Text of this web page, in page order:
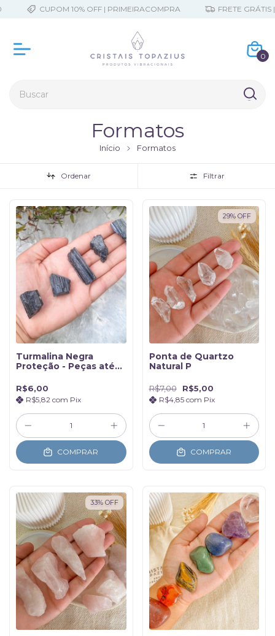
CUPOM 10% OFF | PRIMEIRACOMPRA FRETE GRÁTIS | A
0
Formatos
Início Formatos
Ordenar Filtrar
Turmalina Negra
Proteção - Peças até
R$6,00
R$5,82 com Pix
COMPRAR
29% OFF
Ponta de Quartzo
Natural P
R$7,00 R$5,00
R$4,85 com Pix
COMPRAR
33% OFF